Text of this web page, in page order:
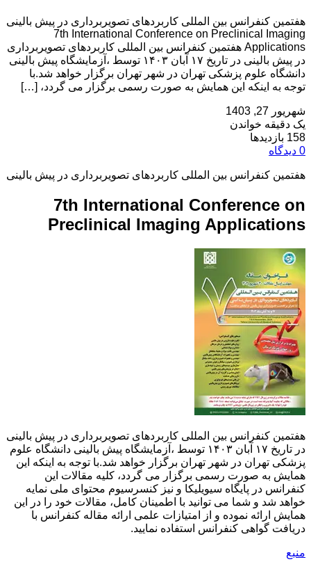
هفتمین کنفرانس بین المللی کاربردهای تصویربرداری در پیش بالینی
7th International Conference on Preclinical Imaging
Applications هفتمین کنفرانس بین المللی کاربردهای تصویربرداری
در پیش بالینی در تاریخ ۱۷ آبان ۱۴۰۳ توسط ،آزمايشگاه پيش بالينی
دانشگاه علوم پزشكی تهران در شهر تهران برگزار خواهد شد.با
توجه به اینکه این همایش به صورت رسمی برگزار می گردد، […]
شهریور 27, 1403
یک دقیقه خواندن
158 بازدیدها
0 دیدگاه
هفتمین کنفرانس بین المللی کاربردهای تصویربرداری در پیش بالینی
7th International Conference on
Preclinical Imaging Applications
هفتمین کنفرانس بین المللی کاربردهای تصویربرداری در پیش بالینی
در تاریخ ۱۷ آبان ۱۴۰۳ توسط ،آزمايشگاه پيش بالينی دانشگاه علوم
پزشكی تهران در شهر تهران برگزار خواهد شد.با توجه به اینکه این
همایش به صورت رسمی برگزار می گردد، کلیه مقالات این
کنفرانس در پایگاه سیویلیکا و نیز کنسرسیوم محتوای ملی نمایه
خواهد شد و شما می توانید با اطمینان کامل، مقالات خود را در این
همایش ارائه نموده و از امتیازات علمی ارائه مقاله کنفرانس با
دریافت گواهی کنفرانس استفاده نمایید.
منبع